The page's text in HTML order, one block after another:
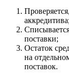
аккредитива;
поставки;
Остаток
на
поставок.